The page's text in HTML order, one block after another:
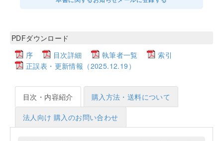
PDFダウンロード
序
目次詳細 執筆者一覧
索引
正誤表・更新情報（2025.12.19）
目次・内容紹介 購入方法・送料について
法人向け 購入のお問い合わせ